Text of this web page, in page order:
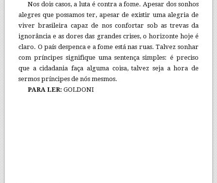
Nos dois casos, a luta é contra a fome. Apesar dos sonhos
alegres que possamos ter, apesar de existir uma alegria de
viver brasileira capaz de nos confortar sob as trevas da
ignorância e as dores das grandes crises, o horizonte hoje é
claro. O país despenca e a fome está nas ruas. Talvez sonhar
com príncipes signifique uma sentença simples: é preciso
que a cidadania faça alguma coisa, talvez seja a hora de
sermos príncipes de nós mesmos.
PARA LER:GOLDONI